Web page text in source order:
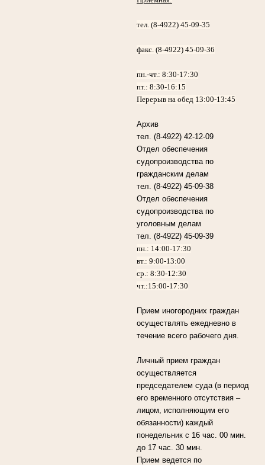
тел. (8-4922) 45-09-35
факс. (8-4922) 45-09-36
пн.-чт.:8:30-17:30
пт.:8:30-16:15
Перерыв на обед 13:00-13:45
Архив
тел. (8-4922) 42-12-09
Отдел обеспечения
судопроизводства по
гражданским делам
тел. (8-4922) 45-09-38
Отдел обеспечения
судопроизводства по
уголовным делам
тел. (8-4922) 45-09-39
пн.: 14:00-17:30
вт.: 9:00-13:00
ср.: 8:30-12:30
чт.:15:00-17:30
Прием иногородних граждан
осуществлять ежедневно в
течение всего рабочего дня.
Личный прием граждан
осуществляется
председателем суда (в период
его временного отсутствия –
лицом, исполняющим его
обязанности) каждый
понедельник с 16 час. 00 мин.
до 17 час. 30 мин.
Прием ведется по